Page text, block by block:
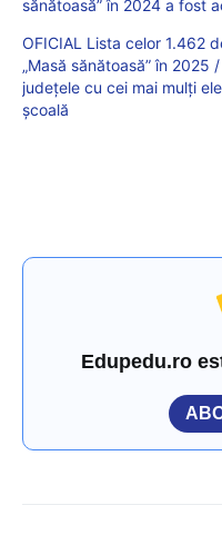
sănătoasă” în 2024 a fost
OFICIAL Lista celor 1.462
„Masă sănătoasă” în 2025
județele cu cei mai mulți
școală
Edupedu.ro